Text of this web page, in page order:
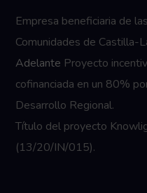
Empresa beneficiaria de
Comunidades de Castilla-
Adelante Proyecto
cofinanciada en un 80%
Desarrollo Regional.
Título del proyecto
(13/20/IN/015).